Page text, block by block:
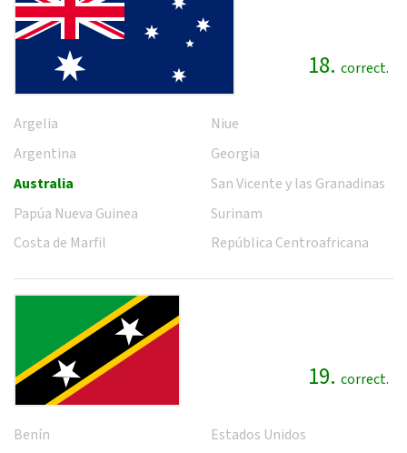
18. correct.
Argelia
Argentina
Australia
Papúa Nueva Guinea
Costa de Marfil
Niue
Georgia
San Vicente y las Granadinas
Surinam
República Centroafricana
19. correct.
Benín
Estados Unidos